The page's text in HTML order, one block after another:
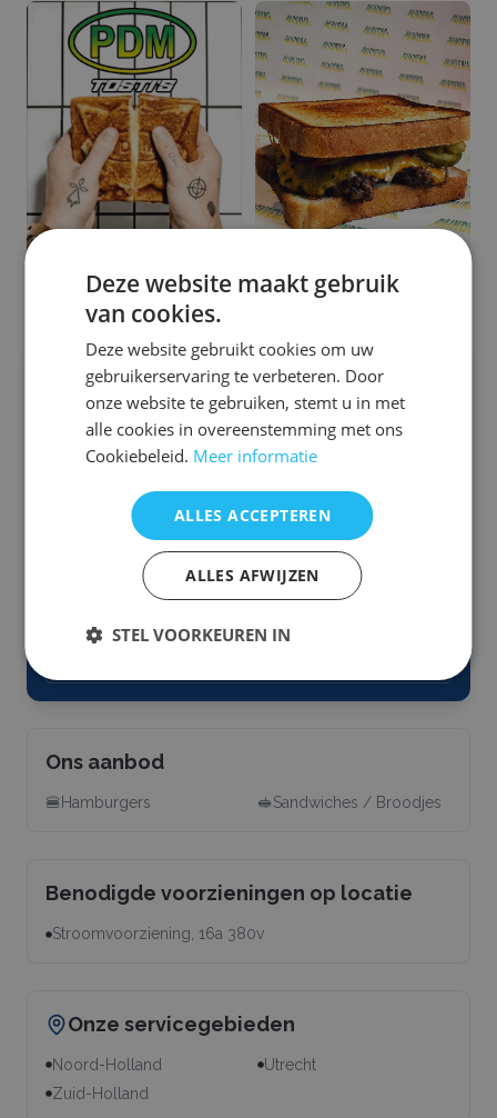
Interesse in Paindemie Foodtruck
Maak uw bedrijfsfeest, verjaardag, huwelijk of ander
evenement compleet.
Vraagvrijblijvendeen offerte aan:
Offerte aanvragen
Wilt u van meerdere bedrijven een offerte ontvangen? Bij
SmaaktGoed kunt u met één aanvraag offertes ontvangen van
verschillende bedrijven. Bekijk en selecteer de gewenste bedrijven
Ons aanbod
🍔 Hamburgers 🥪Sandwiches / Broodjes
Benodigde voorzieningen op locatie
Stroomvoorziening, 16a 380v
Onze servicegebieden
Noord-Holland
Utrecht
Zuid-Holland
Deze website maakt gebruik
van cookies.
Deze website gebruikt cookies om uw
gebruikerservaring te verbeteren. Door
onze website te gebruiken, stemt u in met
alle cookies in overeenstemming met ons
Cookiebeleid. Meer informatie
ALLES ACCEPTEREN
ALLES AFWIJZEN
STEL VOORKEUREN IN